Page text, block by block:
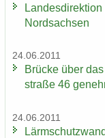
Nord­sach­sen
24.06.2011
Brü­cke über
stra­ße 46
24.06.2011